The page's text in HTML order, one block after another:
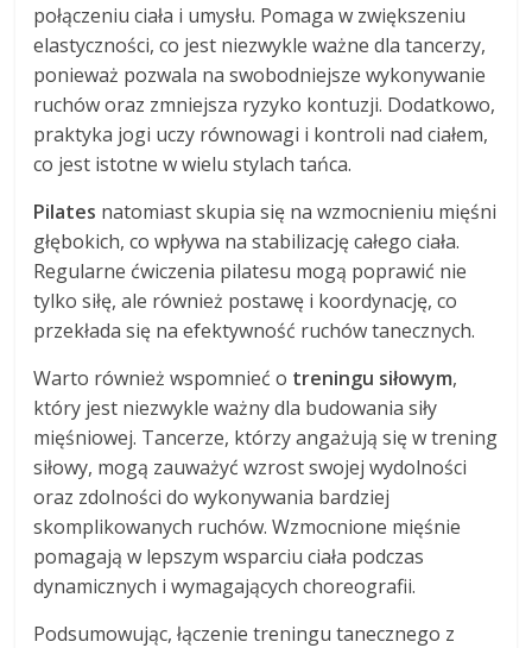
połączeniu ciała i umysłu. Pomaga w zwiększeniu
elastyczności, co jest niezwykle ważne dla tancerzy,
ponieważ pozwala na swobodniejsze wykonywanie
ruchów oraz zmniejsza ryzyko kontuzji. Dodatkowo,
praktyka jogi uczy równowagi i kontroli nad ciałem,
co jest istotne w wielu stylach tańca.
Pilates natomiast skupia się na wzmocnieniu mięśni
głębokich, co wpływa na stabilizację całego ciała.
Regularne ćwiczenia pilatesu mogą poprawić nie
tylko siłę, ale również postawę i koordynację, co
przekłada się na efektywność ruchów tanecznych.
Warto również wspomnieć o treningu siłowym,
który jest niezwykle ważny dla budowania siły
mięśniowej. Tancerze, którzy angażują się w trening
siłowy, mogą zauważyć wzrost swojej wydolności
oraz zdolności do wykonywania bardziej
skomplikowanych ruchów. Wzmocnione mięśnie
pomagają w lepszym wsparciu ciała podczas
dynamicznych i wymagających choreografii.
Podsumowując, łączenie treningu tanecznego z